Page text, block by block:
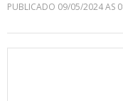
PUBLICADO 09/05/2024 AS